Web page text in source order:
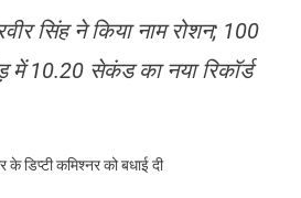
सिंह ने किया नाम रोशन; 100
में 10.20 सेकंड का नया रिकॉर्ड
डिप्टी कमिश्नर को बधाई दी